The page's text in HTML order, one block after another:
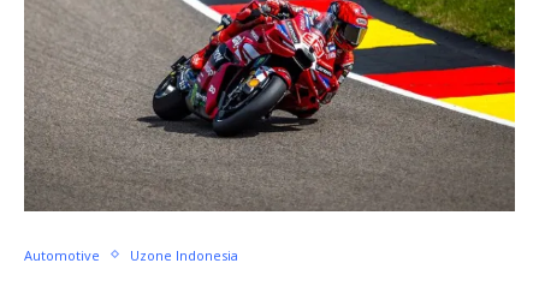
Automotive Uzone Indonesia